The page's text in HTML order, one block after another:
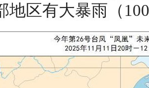
地区有大暴雨（